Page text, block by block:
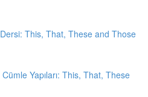
This, That, These and Those
Yapıları: This, That, These